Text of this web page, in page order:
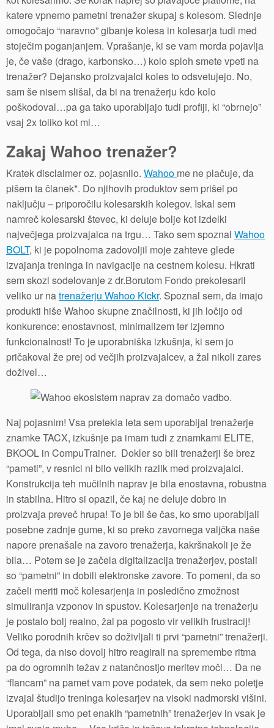
katere vpnemo pametni trenažer skupaj s kolesom. Slednje
omogočajo “naravno” gibanje kolesa in kolesarja tudi med
stoječim poganjanjem. Vprašanje, ki se vam morda pojavlja
je, če vaše (drago, karbonsko…) kolo sploh smete vpeti na
trenažer? Dejansko proizvajalci koles to odsvetujejo. No,
sam še nisem slišal, da bi na trenažerju kdo kolo
poškodoval…pa ga tako uporabljajo tudi profiji, ki “obrnejo”
vsaj 2x toliko kot mi…
Zakaj Wahoo trenažer?
Kratek disclaimer oz. pojasnilo. Wahoo me ne plačuje, da
pišem ta članek*. Do njihovih produktov sem prišel po
naključju – priporočilu kolesarskih kolegov. Iskal sem
namreč kolesarski števec, ki deluje bolje kot izdelki
največjega proizvajalca na trgu… Tako sem spoznal Wahoo
BOLT, ki je popolnoma zadovoljil moje zahteve glede
izvajanja treninga in navigacije na cestnem kolesu. Hkrati
sem skozi sodelovanje z dr.Borutom Fondo prekolesaril
veliko ur natrenažerju Wahoo Kickr. Spoznal sem, da imajo
produkti hiše Wahoo skupne značilnosti, ki jih ločijo od
konkurence: enostavnost, minimalizem ter izjemno
funkcionalnost! To je uporabniška izkušnja, ki sem jo
pričakoval že prej od večjih proizvajalcev, a žal nikoli zares
doživel…
Naj pojasnim! Vsa pretekla leta sem uporabljal trenažerje
znamke TACX, izkušnje pa imam tudi z znamkami ELITE,
BKOOL in CompuTrainer. Dokler so bili trenažerji še brez
“pameti”, v resnici ni bilo velikih razlik med proizvajalci.
Konstrukcija teh mučilnih naprav je bila enostavna, robustna
in stabilna. Hitro si opazil, če kaj ne deluje dobro in
proizvaja preveč hrupa! To je bil še čas, ko smo uporabljali
posebne zadnje gume, ki so preko zavornega valjčka naše
napore prenašale na zavoro trenažerja, kakršnakoli je že
bila… Potem se je začela digitalizacija trenažerjev, postali
so “pametni” in dobili elektronske zavore. To pomeni, da so
začeli meriti moč kolesarjenja in posledično zmožnost
simuliranja vzponov in spustov. Kolesarjenje na trenažerju
je postalo bolj realno, žal pa pogosto vir velikih frustracij!
Veliko porodnih krčev so doživljali ti prvi “pametni” trenažerji.
Od tega, da niso dovolj hitro reagirali na spremembe ritma
pa do ogromnih težav z natančnostjo meritev moči… Da ne
“flancam” na pamet vam pove podatek, da sem neko poletje
izvajal študijo treninga kolesarjev na visoki nadmorski višini.
Uporabljali smo pet enakih “pametnih” trenažerjev in vsak je